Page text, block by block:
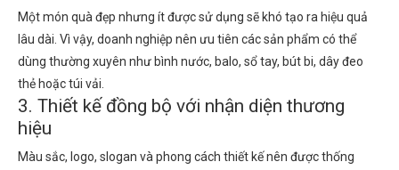
Một món quà đẹp nhưng ít được sử dụng sẽ khó tạo ra hiệu quả
lâu dài. Vì vậy, doanh nghiệp nên ưu tiên các sản phẩm có thể
dùng thường xuyên như bình nước, balo, sổ tay, bút bi, dây đeo
thẻ hoặc túi vải.
3. Thiết kế đồng bộ với nhận diện thương
hiệu
Màu sắc, logo, slogan và phong cách thiết kế nên được thống